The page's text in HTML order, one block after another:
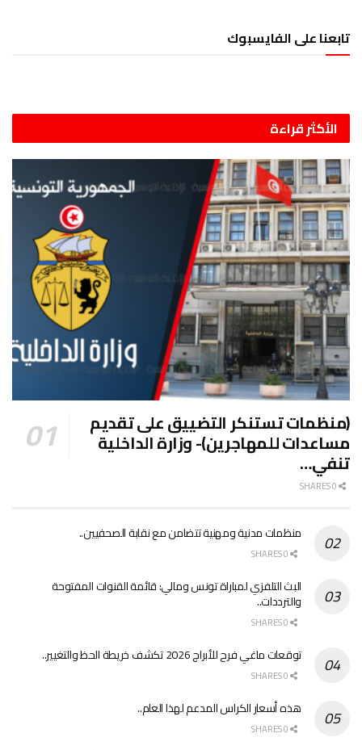
تابعنا على الفايسبوك
الأكثر قراءة
(منظمات تستنكر التضييق على تقديم
مساعدات للمهاجرين)- وزارة الداخلية
تنفي…
منظمات مدنية ومهنية تتضامن مع نقابة الصحفيين..
البث التلفزي لمباراة تونس ومالي: قائمة القنوات المفتوحة
والترددات..
توقعات ماغي فرح للأبراج 2026 تكشف خريطة الحظ والتغيير..
هذه أسعار الكراس المدعم لهذا العام..